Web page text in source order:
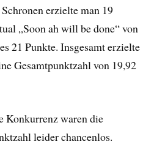
erzielte man 19
„Soon ah will be done“ von
21 Punkte. Insgesamt erzielte
Gesamtpunktzahl von 19,92
Konkurrenz waren die
leider chancenlos.